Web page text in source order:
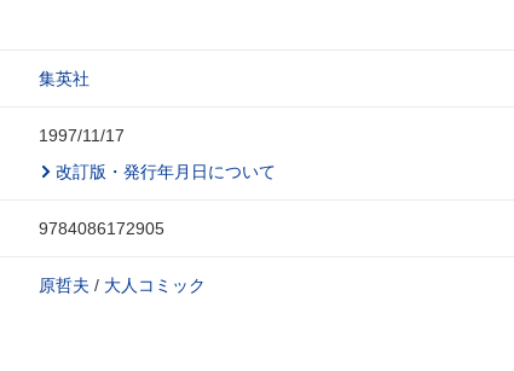
集英社
1997/11/17
改訂版・発行年月日について
9784086172905
原哲夫 / 大人コミック